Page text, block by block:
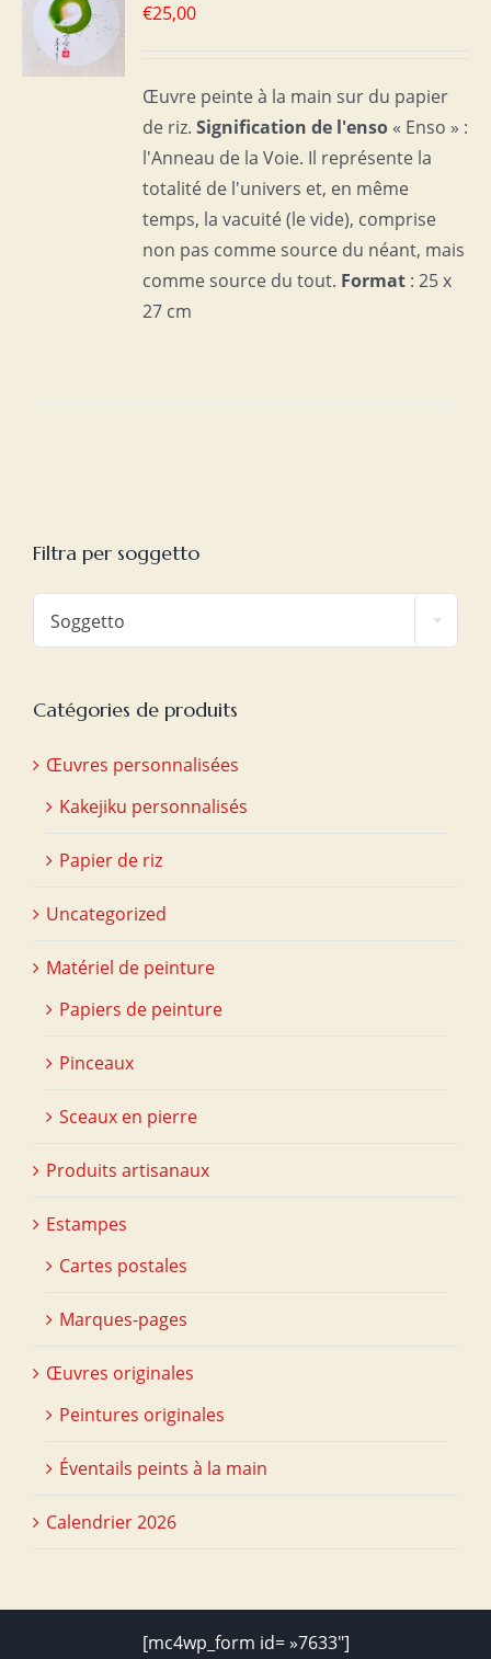
€25,00
Œuvre peinte à la main sur du papier
de riz.Signification de l'enso « Enso » :
l'Anneau de la Voie. Il représente la
totalité de l'univers et, en même
temps, la vacuité (le vide), comprise
non pas comme source du néant, mais
comme source du tout. Format : 25 x
27 cm
Filtra per soggetto
Soggetto
Catégories de produits
Œuvres personnalisées
Kakejiku personnalisés
Papier de riz
Uncategorized
Matériel de peinture
Papiers de peinture
Pinceaux
Sceaux en pierre
Produits artisanaux
Estampes
Cartes postales
Marques-pages
Œuvres originales
Peintures originales
Éventails peints à la main
Calendrier 2026
[mc4wp_form id= »7633″]